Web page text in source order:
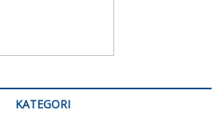
KATEGORI